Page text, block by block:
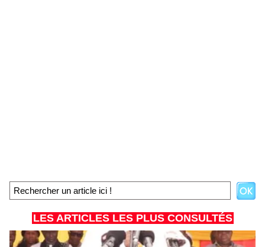
LES ARTICLES LES PLUS CONSULTÉS